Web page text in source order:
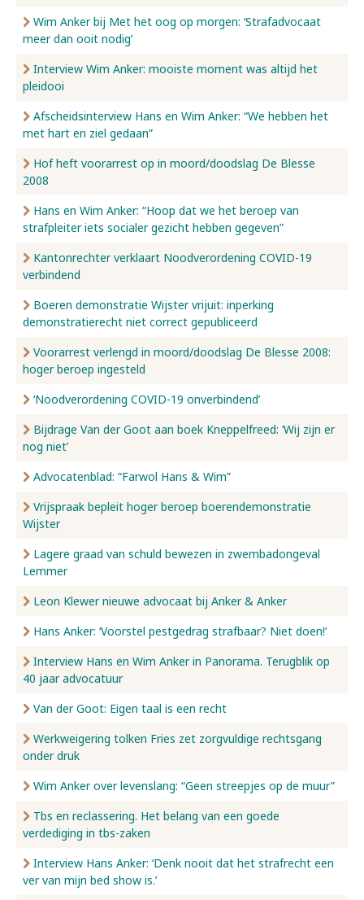
Wim Anker bij Met het oog op morgen: ‘Strafadvocaat
meer dan ooit nodig’
Interview Wim Anker: mooiste moment was altijd het
pleidooi
Afscheidsinterview Hans en Wim Anker: “We hebben het
met hart en ziel gedaan”
Hof heft voorarrest op in moord/doodslag De Blesse
2008
Hans en Wim Anker: “Hoop dat we het beroep van
strafpleiter iets socialer gezicht hebben gegeven”
Kantonrechter verklaart Noodverordening COVID-19
verbindend
Boeren demonstratie Wijster vrijuit: inperking
demonstratierecht niet correct gepubliceerd
Voorarrest verlengd in moord/doodslag De Blesse 2008:
hoger beroep ingesteld
‘Noodverordening COVID-19 onverbindend’
Bijdrage Van der Goot aan boek Kneppelfreed: ‘Wij zijn er
nog niet’
Advocatenblad: “Farwol Hans & Wim”
Vrijspraak bepleit hoger beroep boerendemonstratie
Wijster
Lagere graad van schuld bewezen in zwembadongeval
Lemmer
Leon Klewer nieuwe advocaat bij Anker & Anker
Hans Anker: ‘Voorstel pestgedrag strafbaar? Niet doen!’
Interview Hans en Wim Anker in Panorama. Terugblik op
40 jaar advocatuur
Van der Goot: Eigen taal is een recht
Werkweigering tolken Fries zet zorgvuldige rechtsgang
onder druk
Wim Anker over levenslang: “Geen streepjes op de muur”
Tbs en reclassering. Het belang van een goede
verdediging in tbs-zaken
Interview Hans Anker: ‘Denk nooit dat het strafrecht een
ver van mijn bed show is.’